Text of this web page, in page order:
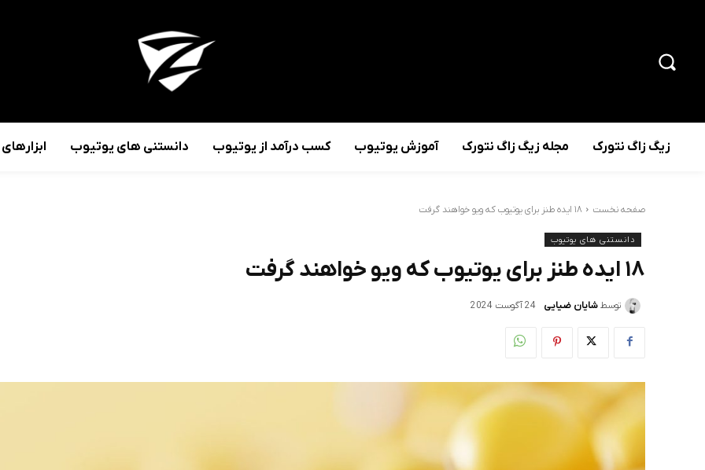
زیگ زاگ نتورک مجله زیگ زاگ نتورک آموزش یوتیوب کسب درآمد از یوتیوب دانستنی های یوتیوب
صفحه نخست ۱۸ ایده طنز برای یوتیوب که ویو خواهند گرفت
دانستنی های یوتیوب
۱۸ ایده طنز برای یوتیوب که ویو خواهند گرفت
توسطشایان ضیایی 24 آگوست 2024